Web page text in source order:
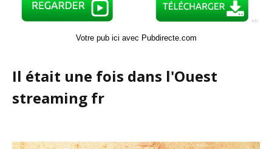
Votre pub ici avec Pubdirecte.com
Il était une fois dans l'Ouest
streaming fr